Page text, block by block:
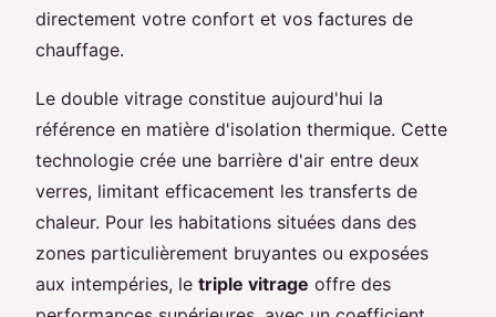
directement votre confort et vos factures de
chauffage.
Le double vitrage constitue aujourd'hui la
référence en matière d'isolation thermique. Cette
technologie crée une barrière d'air entre deux
verres, limitant efficacement les transferts de
chaleur. Pour les habitations situées dans des
zones particulièrement bruyantes ou exposées
aux intempéries, le triple vitrage offre des